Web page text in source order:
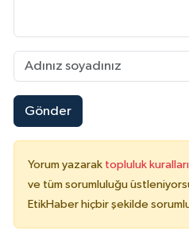
Gönder
Yorum yazarak topluluk
ve tüm sorumluluğu
EtikHaber hiçbir şekilde